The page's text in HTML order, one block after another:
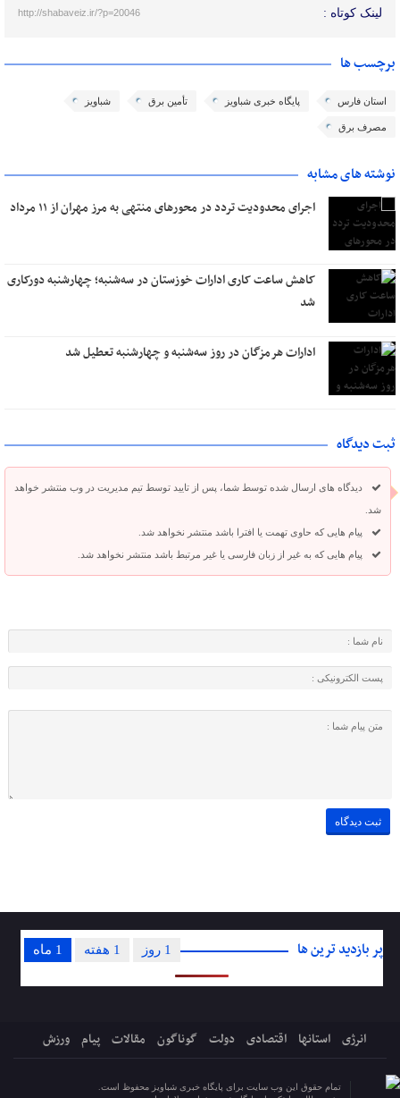
لینک کوتاه : http://shabaveiz.ir/?p=20046
برچسب ها
استان فارس پایگاه خبری شباویز تأمین برق شباویز
مصرف برق
نوشته های مشابه
اجرای محدودیت تردد در محورهای منتهی به مرز مهران از ۱۱ مرداد
کاهش ساعت کاری ادارات خوزستان در سه‌شنبه؛ چهارشنبه دورکاری
شد
ادارات هرمزگان در روز سه‌شنبه و چهارشنبه تعطیل شد
ثبت دیدگاه
دیدگاه های ارسال شده توسط شما، پس از تایید توسط تیم مدیریت در وب منتشر خواهد
شد.
پیام هایی که حاوی تهمت یا افترا باشد منتشر نخواهد شد.
پیام هایی که به غیر از زبان فارسی یا غیر مرتبط باشد منتشر نخواهد شد.
پر بازدید ترین ها 1 ماه 1 هفته 1 روز
انرژی استانها اقتصادی دولت گوناگون مقالات پیام ورزش
تمام حقوق این وب سایت برای پایگاه خبری شباویز محفوظ است.